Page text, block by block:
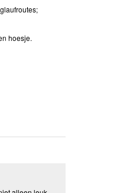
hoesje.